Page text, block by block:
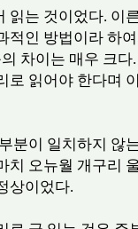
읽는 것이었다. 이
적인 방법이라 하
차이는 매우 크다
로 읽어야 한다며
분이 일치하지 않
치 오뉴월 개구리
상이었다.